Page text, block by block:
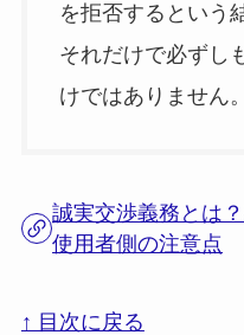
を拒否するという
それだけで必ずし
けではありません。
誠実交渉義務とは
使用者側の注意点
↑ 目次に戻る